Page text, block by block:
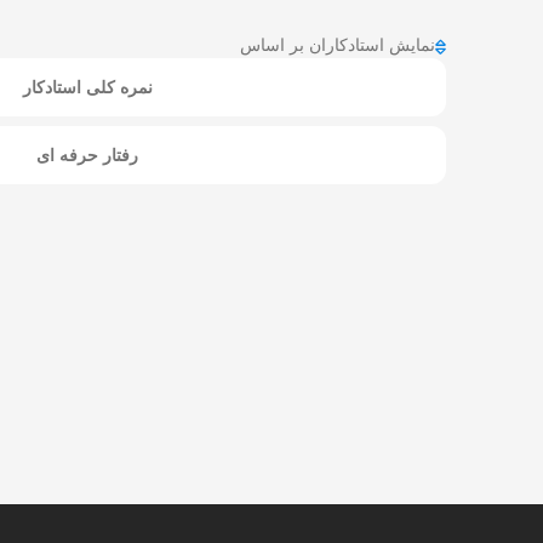
نمایش استادکاران بر اساس
نمره کلی استادکار
رفتار حرفه ای